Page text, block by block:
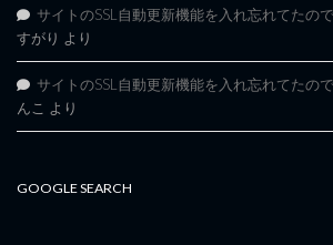
サイトのSSL自動更新機能を入れ忘れてたの
すがり より
サイトのSSL自動更新機能を入れ忘れてたの
んこ より
GOOGLE SEARCH